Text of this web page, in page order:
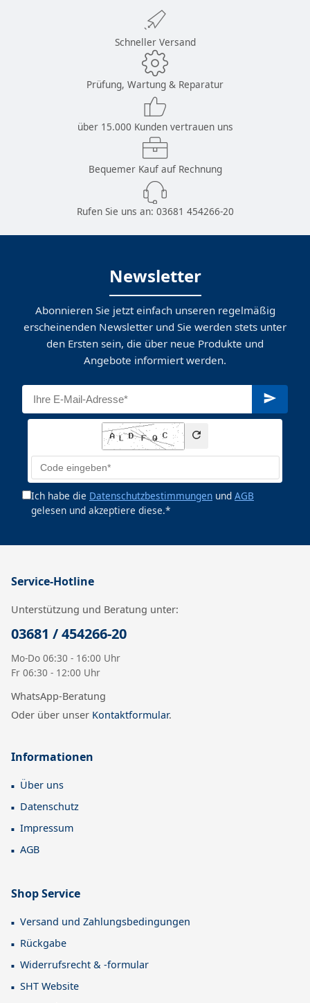
Schneller Versand
Prüfung, Wartung & Reparatur
über 15.000 Kunden vertrauen uns
Bequemer Kauf auf Rechnung
Rufen Sie uns an: 03681 454266-20
Newsletter
Abonnieren Sie jetzt einfach unseren regelmäßig
erscheinenden Newsletter und Sie werden stets unter
den Ersten sein, die über neue Produkte und
Angebote informiert werden.
Ich habe die Datenschutzbestimmungen und AGB
gelesen und akzeptiere diese.*
Service-Hotline
Unterstützung und Beratung unter:
03681 / 454266-20
Mo-Do 06:30 - 16:00 Uhr
Fr 06:30 - 12:00 Uhr
WhatsApp-Beratung
Oder über unser Kontaktformular.
Informationen
Über uns
Datenschutz
Impressum
AGB
Shop Service
Versand und Zahlungsbedingungen
Rückgabe
Widerrufsrecht & -formular
SHT Website